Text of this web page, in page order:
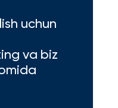
uchun
va biz